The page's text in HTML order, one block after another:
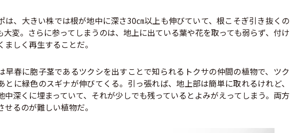
は、大きい株では根が地中に深さ30㎝以上も伸びていて、根こそぎ引き抜くの
大変。さらに参ってしまうのは、地上に出ている葉や花を取っても弱らず、付け
ましく再生することだ。
早春に胞子茎であるツクシを出すことで知られるトクサの仲間の植物で、ツク
とに緑色のスギナが伸びてくる。引っ張れば、地上部は簡単に取れるけれど、
中深くに埋まっていて、それが少しでも残っているとよみがえってしまう。両方
せるのが難しい植物だ。